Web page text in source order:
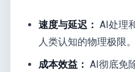
速度与延迟： AI处理
人类认知的物理极限。
成本效益： AI彻底免